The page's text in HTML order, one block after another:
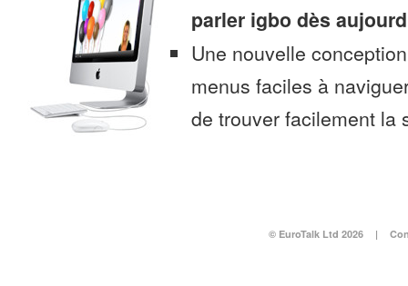
parler igbo dès
Une nouvelle
menus faciles à
de trouver facilement la
© EuroTalk Ltd 2026 |